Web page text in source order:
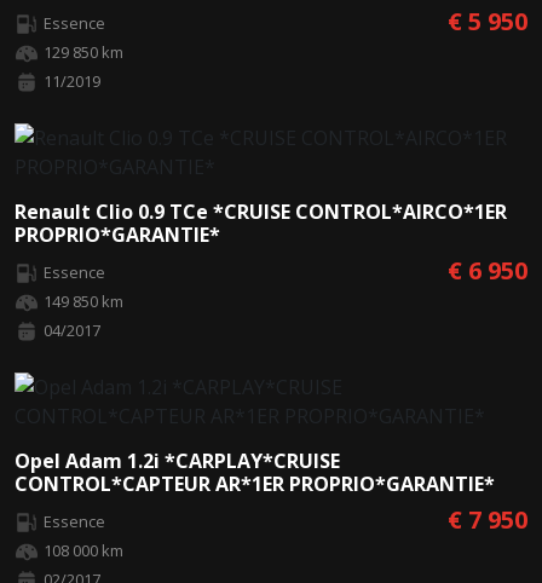
Essence
129 850 km
11/2019
€ 5 950
Renault Clio 0.9 TCe *CRUISE CONTROL*AIRCO*1ER
PROPRIO*GARANTIE*
Essence
149 850 km
04/2017
€ 6 950
Opel Adam 1.2i *CARPLAY*CRUISE
CONTROL*CAPTEUR AR*1ER PROPRIO*GARANTIE*
Essence
108 000 km
€ 7 950